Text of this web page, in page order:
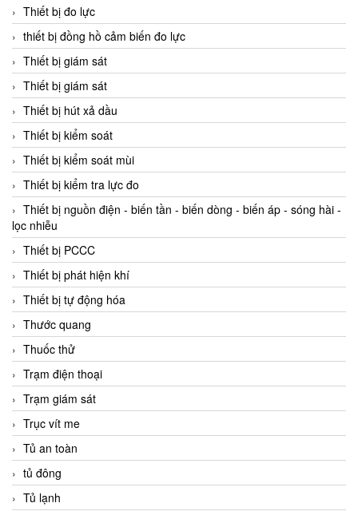
Thiết bị đo lực
thiết bị đồng hồ cảm biến đo lực
Thiết bị giám sát
Thiết bị giám sát
Thiết bị hút xả dầu
Thiết bị kiểm soát
Thiết bị kiểm soát mùi
Thiết bị kiểm tra lực đo
Thiết bị nguồn điện - biến tần - biến dòng - biến áp - sóng hài -
lọc nhiễu
Thiết bị PCCC
Thiết bị phát hiện khí
Thiết bị tự động hóa
Thước quang
Thuốc thử
Trạm điện thoại
Trạm giám sát
Trục vít me
Tủ an toàn
tủ đông
Tủ lạnh